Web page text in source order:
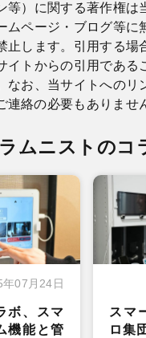
等）に関する著作権は
ムページ・ブログ等に
止します。引用する場
イトからの引用である
なお、当サイトへのリ
連絡の必要もありませ
ムニストのコ
年07月24日
ボ、スマ
機能と管
スマ
ロ集